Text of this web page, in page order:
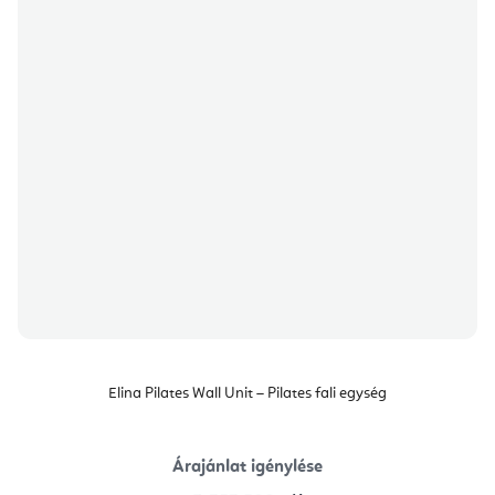
Elina Pilates Wall Unit – Pilates fali egység
Árajánlat igénylése